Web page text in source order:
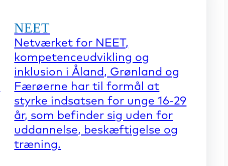
NEET
Netværket for NEET,
kompetenceudvikling og
inklusion i Åland, Grønland og
Færøerne har til formål at
styrke indsatsen for unge 16-29
år, som befinder sig uden for
uddannelse, beskæftigelse og
træning.